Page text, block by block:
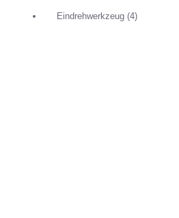
Eindrehwerkzeug (4)